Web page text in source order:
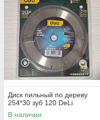
Диск пильный по дереву
254*30 зуб 120 DeLi
В наличии